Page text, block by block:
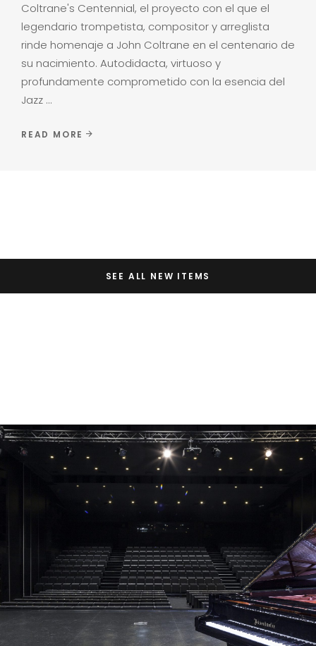
Coltrane's Centennial, el proyecto con el que el
legendario trompetista, compositor y arreglista
rinde homenaje a John Coltrane en el centenario de
su nacimiento. Autodidacta, virtuoso y
profundamente comprometido con la esencia del
Jazz
READ MORE
SEE ALL NEW ITEMS